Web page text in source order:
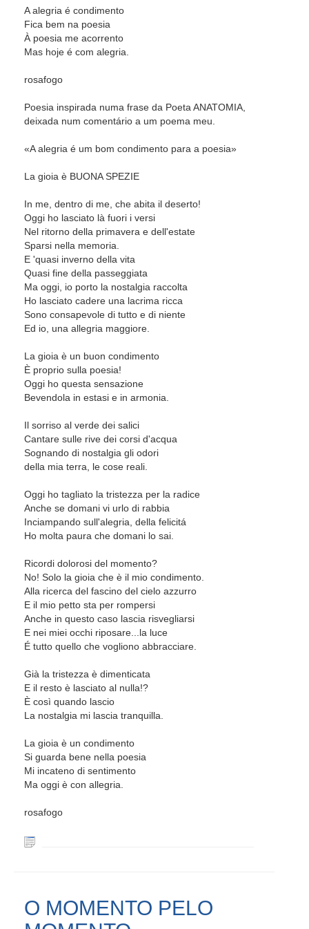
A alegria é condimento
Fica bem na poesia
À poesia me acorrento
Mas hoje é com alegria.
rosafogo
Poesia inspirada numa frase da Poeta ANATOMIA,
deixada num comentário a um poema meu.
«A alegria é um bom condimento para a poesia»
La gioia è BUONA SPEZIE
In me, dentro di me, che abita il deserto!
Oggi ho lasciato là fuori i versi
Nel ritorno della primavera e dell'estate
Sparsi nella memoria.
E 'quasi inverno della vita
Quasi fine della passeggiata
Ma oggi, io porto la nostalgia raccolta
Ho lasciato cadere una lacrima ricca
Sono consapevole di tutto e di niente
Ed io, una allegria maggiore.
La gioia è un buon condimento
È proprio sulla poesia!
Oggi ho questa sensazione
Bevendola in estasi e in armonia.
Il sorriso al verde dei salici
Cantare sulle rive dei corsi d'acqua
Sognando di nostalgia gli odori
della mia terra, le cose reali.
Oggi ho tagliato la tristezza per la radice
Anche se domani vi urlo di rabbia
Inciampando sull'alegria, della felicitá
Ho molta paura che domani lo sai.
Ricordi dolorosi del momento?
No! Solo la gioia che è il mio condimento.
Alla ricerca del fascino del cielo azzurro
E il mio petto sta per rompersi
Anche in questo caso lascia risvegliarsi
E nei miei occhi riposare...la luce
É tutto quello che vogliono abbracciare.
Già la tristezza è dimenticata
E il resto è lasciato al nulla!?
È così quando lascio
La nostalgia mi lascia tranquilla.
La gioia è un condimento
Si guarda bene nella poesia
Mi incateno di sentimento
Ma oggi è con allegria.
rosafogo
O MOMENTO PELO